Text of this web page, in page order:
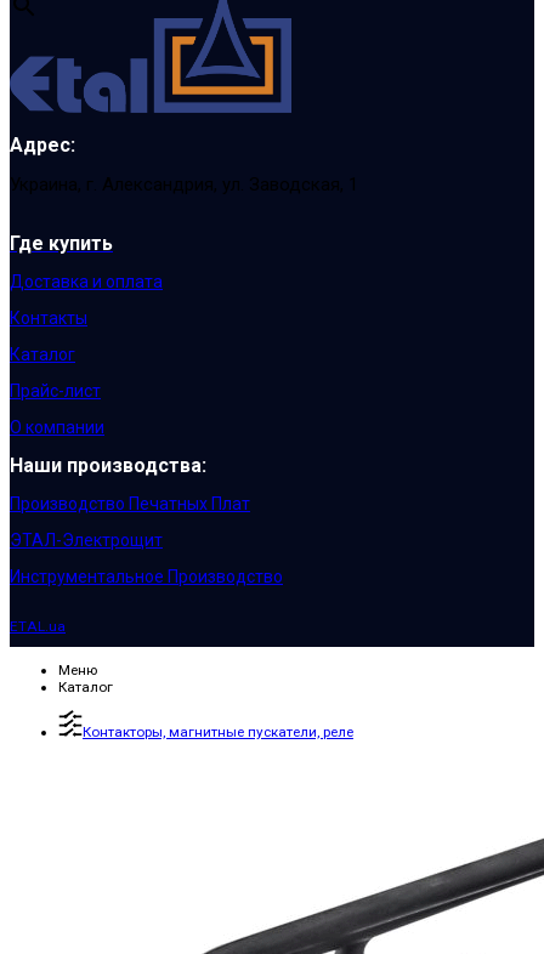
Адрес:
Украина, г. Александрия, ул. Заводская, 1
Где купить
Доставка и оплата
Контакты
Каталог
Прайс-лист
О компании
Наши производства:
Производство Печатных Плат
ЭТАЛ-Электрощит
Инструментальное Производство
ETAL.ua
Меню
Каталог
Контакторы, магнитные пускатели, реле